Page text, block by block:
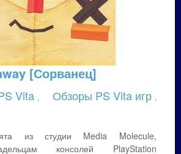
[Сорванец]
Vita Обзоры PS Vita игр
из студии Media Molecule,
консолей PlayStation